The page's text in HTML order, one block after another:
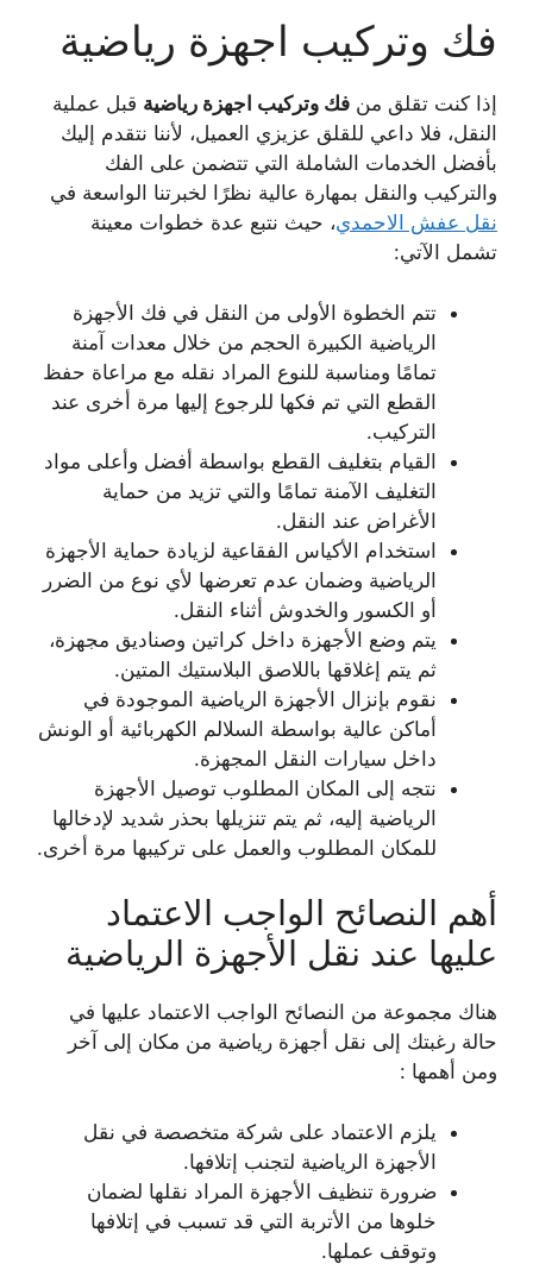
فك وتركيب اجهزة رياضية
إذا كنت تقلق من فك وتركيب اجهزة رياضية قبل عملية
النقل، فلا داعي للقلق عزيزي العميل، لأننا نتقدم إليك
بأفضل الخدمات الشاملة التي تتضمن على الفك
والتركيب والنقل بمهارة عالية نظرًا لخبرتنا الواسعة في
نقل عفش الاحمدي، حيث نتبع عدة خطوات معينة
تشمل الآتي:
تتم الخطوة الأولى من النقل في فك الأجهزة
الرياضية الكبيرة الحجم من خلال معدات آمنة
تمامًا ومناسبة للنوع المراد نقله مع مراعاة حفظ
القطع التي تم فكها للرجوع إليها مرة أخرى عند
التركيب.
القيام بتغليف القطع بواسطة أفضل وأعلى مواد
التغليف الآمنة تمامًا والتي تزيد من حماية
الأغراض عند النقل.
استخدام الأكياس الفقاعية لزيادة حماية الأجهزة
الرياضية وضمان عدم تعرضها لأي نوع من الضرر
أو الكسور والخدوش أثناء النقل.
يتم وضع الأجهزة داخل كراتين وصناديق مجهزة،
ثم يتم إغلاقها باللاصق البلاستيك المتين.
نقوم بإنزال الأجهزة الرياضية الموجودة في
أماكن عالية بواسطة السلالم الكهربائية أو الونش
داخل سيارات النقل المجهزة.
نتجه إلى المكان المطلوب توصيل الأجهزة
الرياضية إليه، ثم يتم تنزيلها بحذر شديد لإدخالها
للمكان المطلوب والعمل على تركيبها مرة أخرى.
أهم النصائح الواجب الاعتماد
عليها عند نقل الأجهزة الرياضية
هناك مجموعة من النصائح الواجب الاعتماد عليها في
حالة رغبتك إلى نقل أجهزة رياضية من مكان إلى آخر
ومن أهمها :
يلزم الاعتماد على شركة متخصصة في نقل
الأجهزة الرياضية لتجنب إتلافها.
ضرورة تنظيف الأجهزة المراد نقلها لضمان
خلوها من الأتربة التي قد تسبب في إتلافها
وتوقف عملها.